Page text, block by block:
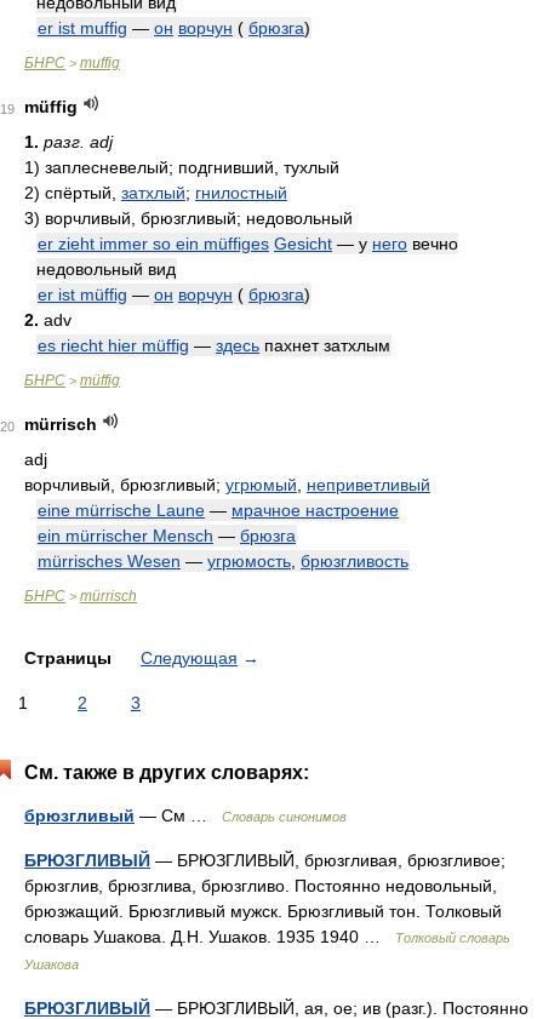
er ist muffig — он ворчун ( брюзга)
БНРС > muffig
19
müffig
1. разг. adj
1) заплесневелый; подгнивший, тухлый
2) спёртый, затхлый; гнилостный
3) ворчливый, брюзгливый; недовольный
er zieht immer so ein müffiges Gesicht — у него вечно
недовольный вид
er ist müffig — он ворчун ( брюзга)
2. adv
es riecht hier müffig — здесь пахнет затхлым
БНРС > müffig
20
mürrisch
adj
ворчливый, брюзгливый; угрюмый
неприветливый
eine mürrische Laune — мрачное настроение
ein mürrischer Mensch — брюзга
mürrisches Wesen — угрюмость брюзгливость
БНРС > mürrisch
Страницы Следующая →
1 2 3
См. также в других словарях:
брюзгливый — См … Словарь синонимов
БРЮЗГЛИВЫЙ — БРЮЗГЛИВЫЙ, брюзгливая, брюзгливое;
брюзглив, брюзглива, брюзгливо. Постоянно недовольный,
брюзжащий. Брюзгливый мужск. Брюзгливый тон. Толковый
словарь Ушакова. Д.Н. Ушаков. 1935 1940 …
Толковый словарь
Ушакова
БРЮЗГЛИВЫЙ — БРЮЗГЛИВЫЙ, ая, ое; ив (разг.). Постоянно